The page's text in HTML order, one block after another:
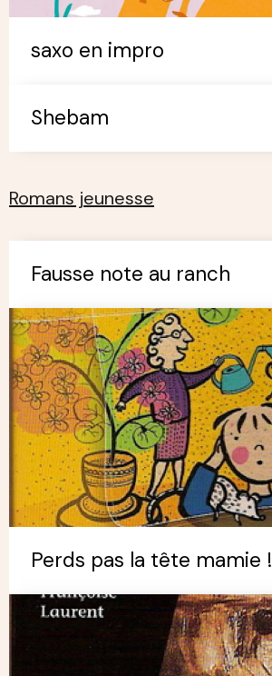
saxo en impro
Shebam
Romans jeunesse
Fausse note au ranch
Perds pas la tête mamie !